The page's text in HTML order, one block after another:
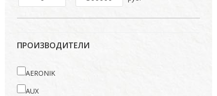
ПРОИЗВОДИТЕЛИ
AERONIK
AUX